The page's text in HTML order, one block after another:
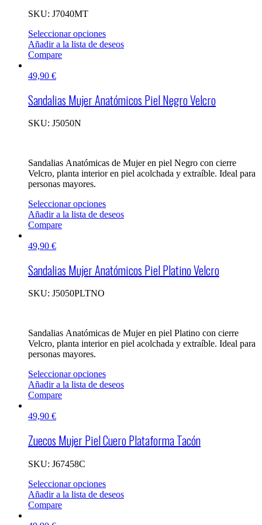
SKU: J7040MT
Seleccionar opciones
Añadir a la lista de deseos
Compare
49,90 €
Sandalias Mujer Anatómicos Piel Negro Velcro
SKU: J5050N
Sandalias Anatómicas de Mujer en piel Negro con cierre
Velcro, planta interior en piel acolchada y extraíble. Ideal para
personas mayores.
Seleccionar opciones
Añadir a la lista de deseos
Compare
49,90 €
Sandalias Mujer Anatómicos Piel Platino Velcro
SKU: J5050PLTNO
Sandalias Anatómicas de Mujer en piel Platino con cierre
Velcro, planta interior en piel acolchada y extraíble. Ideal para
personas mayores.
Seleccionar opciones
Añadir a la lista de deseos
Compare
49,90 €
Zuecos Mujer Piel Cuero Plataforma Tacón
SKU: J67458C
Seleccionar opciones
Añadir a la lista de deseos
Compare